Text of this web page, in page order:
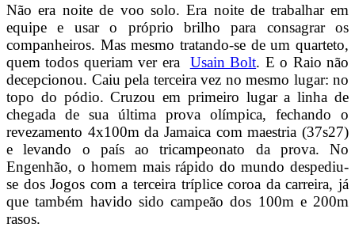
Não era noite de voo solo. Era noite de trabalhar em
equipe e usar o próprio brilho para consagrar os
companheiros. Mas mesmo tratando-se de um quarteto,
quem todos queriam ver era Usain Bolt. E o Raio não
decepcionou. Caiu pela terceira vez no mesmo lugar: no
topo do pódio. Cruzou em primeiro lugar a linha de
chegada de sua última prova olímpica, fechando o
revezamento 4x100m da Jamaica com maestria (37s27)
e levando o país ao tricampeonato da prova. No
Engenhão, o homem mais rápido do mundo despediu-
se dos Jogos com a terceira tríplice coroa da carreira, já
que também havido sido campeão dos 100m e 200m
rasos.